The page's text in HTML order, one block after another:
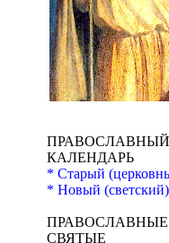
ПРАВОСЛАВНЫЙ
КАЛЕНДАРЬ
* Старый
* Новый
ПРАВОСЛАВНЫЕ
СВЯТЫЕ